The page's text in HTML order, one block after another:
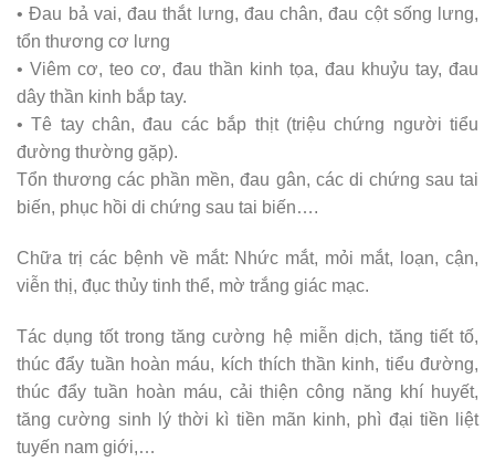
• Đau bả vai, đau thắt lưng, đau chân, đau cột sống lưng,
tổn thương cơ lưng
• Viêm cơ, teo cơ, đau thần kinh tọa, đau khuỷu tay, đau
dây thần kinh bắp tay.
• Tê tay chân, đau các bắp thịt (triệu chứng người tiểu
đường thường gặp).
Tổn thương các phần mền, đau gân, các di chứng sau tai
biến, phục hồi di chứng sau tai biến….
Chữa trị các bệnh về mắt: Nhức mắt, mỏi mắt, loạn, cận,
viễn thị, đục thủy tinh thể, mờ trắng giác mạc.
Tác dụng tốt trong tăng cường hệ miễn dịch, tăng tiết tố,
thúc đẩy tuần hoàn máu, kích thích thần kinh, tiểu đường,
thúc đẩy tuần hoàn máu, cải thiện công năng khí huyết,
tăng cường sinh lý thời kì tiền mãn kinh, phì đại tiền liệt
tuyến nam giới,…